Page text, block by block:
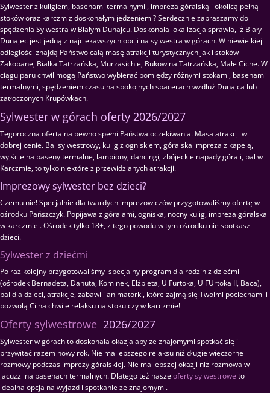
Sylwester z kuligiem, basenami termalnymi , impreza góralską i okolicą pełną
stoków oraz karczm z doskonałym jedzeniem ? Serdecznie zapraszamy do
spędzenia Sylwestra w Białym Dunajcu. Doskonała lokalizacja sprawia, iż Biały
Dunajec jest jedną z najciekawszych opcji na sylwestra w górach. W niewielkiej
odległości znajdą Państwo całą masę atrakcji turystycznych jak i stoków
Zakopane, Białka Tatrzańska, Murzasichle, Bukowina Tatrzańska, Małe Ciche. W
ciągu paru chwil mogą Państwo wybierać pomiędzy różnymi stokami, basenami
termalnymi, spędzeniem czasu na spokojnych spacerach wzdłuż Dunajca lub
zatłoczonych Krupówkach.
Sylwester w górach oferty 2026/2027
Tegoroczna oferta na pewno spełni Państwa oczekiwania. Masa atrakcji w
dobrej cenie. Bal sylwestrowy, kulig z ogniskiem, góralska impreza z kapelą,
wyjście na baseny termalne, lampiony, dancingi, zbójeckie napady górali, bal w
Karczmie, to tylko niektóre z przewidzianych atrakcji.
Imprezowy sylwester bez dzieci?
Czemu nie! Specjalnie dla twardych imprezowiczów przygotowaliśmy ofertę w
ośrodku Pańszczyk. Popijawa z góralami, ogniska, nocny kulig, impreza góralska
w karczmie . Ośrodek tylko 18+, z tego powodu w tym ośrodku nie spotkasz
dzieci.
Sylwester z dziećmi
Po raz kolejny przygotowaliśmy specjalny program dla rodzin z dziećmi
(ośrodek Bernadeta, Danuta, Kominek, Elżbieta, U Furtoka, U FUrtoka II, Baca),
bal dla dzieci, atrakcje, zabawi i animatorki, które zajmą się Twoimi pociechami i
pozwolą Ci na chwile relaksu na stoku czy w karczmie!
Oferty sylwestrowe 2026/2027
Sylwester w górach to doskonała okazja aby ze znajomymi spotkać się i
przywitać razem nowy rok. Nie ma lepszego relaksu niż długie wieczorne
rozmowy podczas imprezy góralskiej. Nie ma lepszej okazji niż rozmowa w
jacuzzi na basenach termalnych. Dlatego też nasze oferty sylwestrowe to
idealna opcja na wyjazd i spotkanie ze znajomymi.